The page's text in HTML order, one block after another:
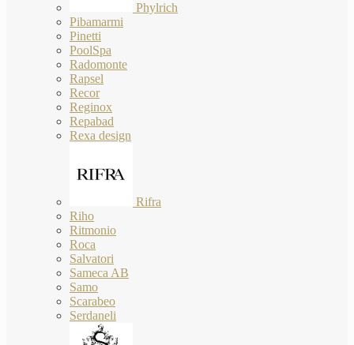
Phylrich
Pibamarmi
Pinetti
PoolSpa
Radomonte
Rapsel
Recor
Reginox
Repabad
Rexa design
Rifra
Riho
Ritmonio
Roca
Salvatori
Sameca AB
Samo
Scarabeo
Serdaneli